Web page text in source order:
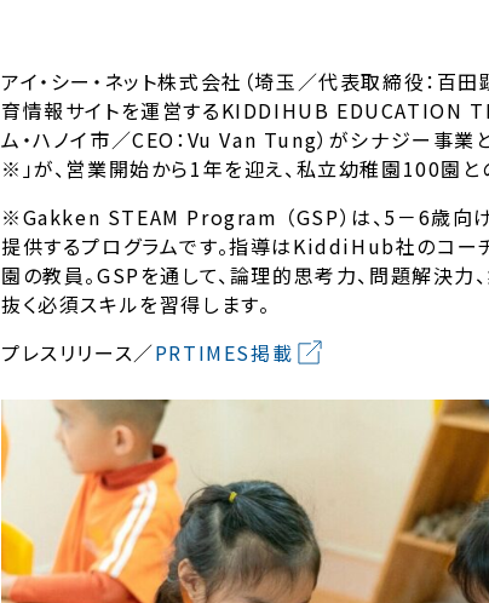
アイ・シー・ネット株式会社（埼玉／代表取締役：百
育情報サイトを運営するKIDDIHUB EDUCATION
ム・ハノイ市／CEO：Vu Van Tung）がシナジー事
※」が、営業開始から1年を迎え、私立幼稚園100園と
※Gakken STEAM Program （GSP）は、5－6歳向
提供するプログラムです。指導はKiddiHub社のコー
園の教員。GSPを通して、論理的思考力、問題解決力
抜く必須スキルを習得します。
プレスリリース／PRTIMES掲載